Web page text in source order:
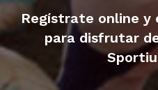
Regístrate online y
para disfrutar